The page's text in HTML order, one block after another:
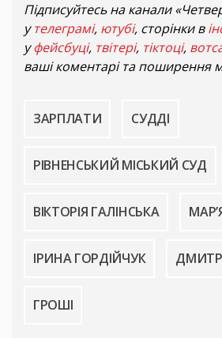
Підписуйтесь на канали
утелеграмі, ютубі, сторінки в
уфейсбуці, твітері, тіктоці,
ваші коментарі та поширення
ЗАРПЛАТИ СУДДІ
РІВНЕНСЬКИЙ МІСЬКИЙ СУД
ВІКТОРІЯ ГАЛІНСЬКА
ІРИНА ГОРДІЙЧУК
ГРОШІ